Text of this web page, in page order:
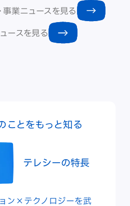
業ニュースを見る
ースを見る
ことをもっと知る
テレシーの特長
ン×テクノロジーを武